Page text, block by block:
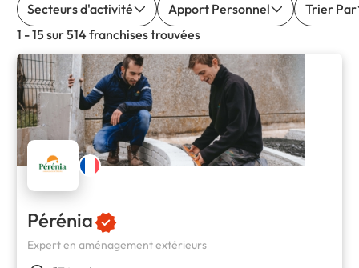
Secteurs d'activité Apport Personnel
Trier Par
1 - 15 sur 514 franchises trouvées
Pérénia
Expert en aménagement extérieurs